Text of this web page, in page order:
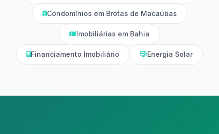
Condomínios em Brotas de Macaúbas
Imobiliárias em Bahia
Financiamento Imobiliário Energia Solar